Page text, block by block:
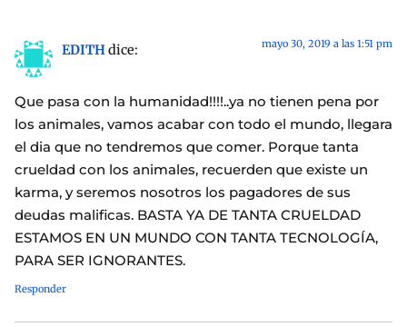
EDITHdice: mayo 30, 2019 a las 1:51 pm
Que pasa con la humanidad!!!!..ya no tienen pena por
los animales, vamos acabar con todo el mundo, llegara
el dia que no tendremos que comer. Porque tanta
crueldad con los animales, recuerden que existe un
karma, y seremos nosotros los pagadores de sus
deudas malificas. BASTA YA DE TANTA CRUELDAD
ESTAMOS EN UN MUNDO CON TANTA TECNOLOGÍA,
PARA SER IGNORANTES.
Responder